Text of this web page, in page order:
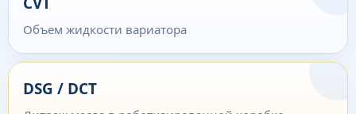
Объем жидкости вариатора
DSG / DCT